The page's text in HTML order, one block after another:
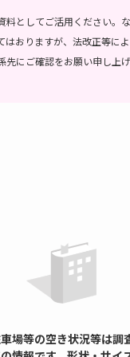
としてご活用ください。
はおりますが、法改正等に
にご確認をお願い申し上げ
場等の空き状況等は調